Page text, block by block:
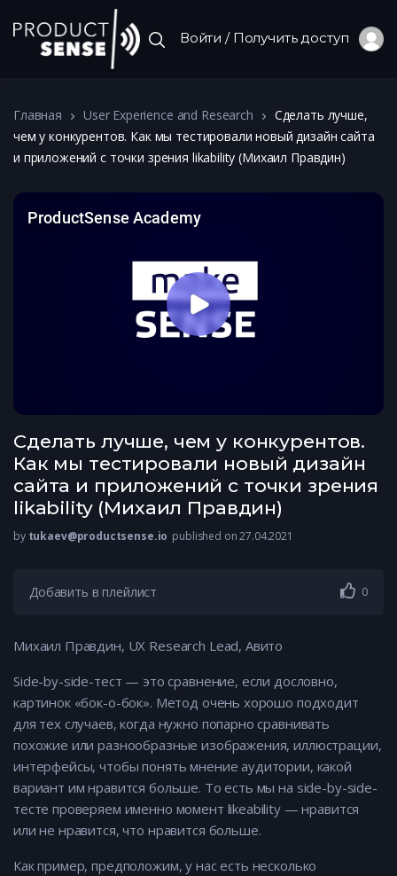
Войти / Получить доступ
Главная User Experience and Research
Сделать лучше,
чем у конкурентов. Как мы тестировали новый дизайн сайта
и приложений с точки зрения likability (Михаил Правдин)
Сделать лучше, чем у конкурентов.
Как мы тестировали новый дизайн
сайта и приложений с точки зрения
likability (Михаил Правдин)
by tukaev@productsense.io published on 27.04.2021
Добавить в плейлист 0
Михаил Правдин, UX Research Lead, Авито
Side-by-side-тест — это сравнение, если дословно,
картинок «бок-о-бок». Метод очень хорошо подходит
для тех случаев, когда нужно попарно сравнивать
похожие или разнообразные изображения, иллюстрации,
интерфейсы, чтобы понять мнение аудитории, какой
вариант им нравится больше. То есть мы на side-by-side-
тесте проверяем именно момент likeability — нравится
или не нравится, что нравится больше.
Как пример, предположим, у нас есть несколько